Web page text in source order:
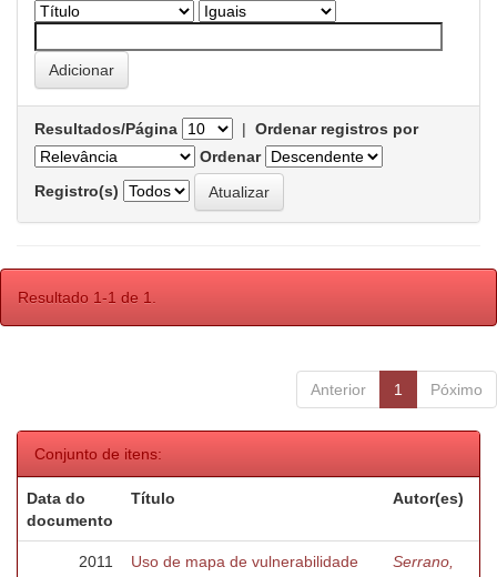
Resultados/Página | Ordenar registros por
Ordenar
Registro(s)
Resultado 1-1 de 1.
Anterior 1 Póximo
Conjunto de itens:
Data do
documento
Título Autor(es)
2011
Uso de mapa de vulnerabilidade
Serrano,